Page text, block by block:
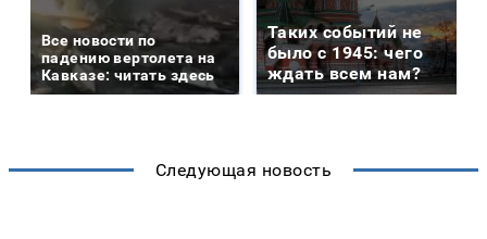
Все новости по
падению вертолета на
Кавказе: читать здесь
Таких событий не
было с 1945: чего
ждать всем нам?
Следующая новость